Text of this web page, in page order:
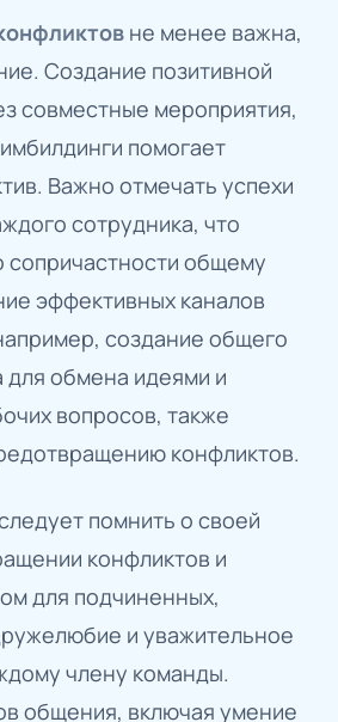
не менее важна,
Создание позитивной
совместные мероприятия,
помогает
Важно отмечать успехи
сотрудника, что
сопричастности общему
эффективных каналов
создание общего
для обмена идеями и
вопросов, также
конфликтов.
помнить о своей
конфликтов и
для подчиненных,
и уважительное
члену команды.
общения, включая умение